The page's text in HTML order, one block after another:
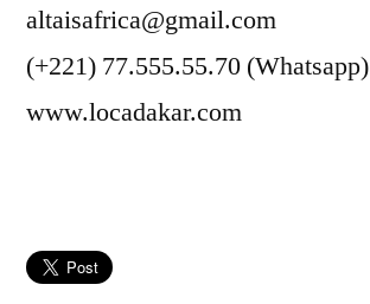
altaisafrica@gmail.com
(+221) 77.555.55.70 (Whatsapp)
www.locadakar.com